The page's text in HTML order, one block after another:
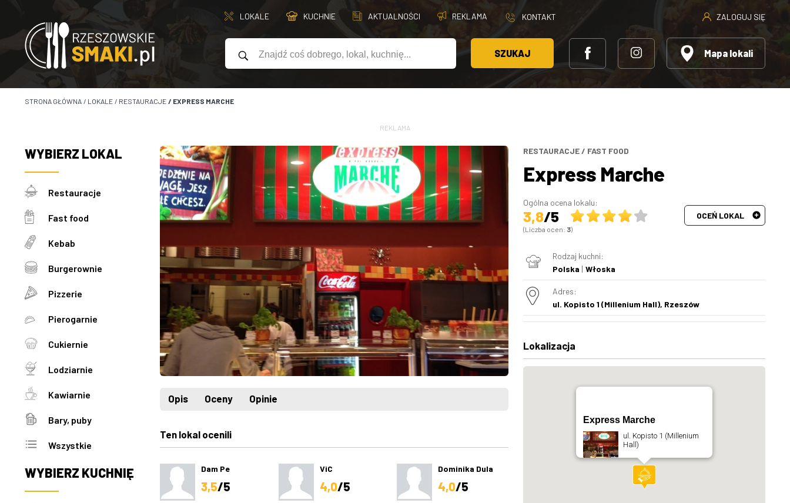
LOKALE KUCHNIE AKTUALNOŚCI REKLAMA KONTAKT ZALOGUJ SIĘ
SZUKAJ Mapa lokali
STRONA GŁÓWNA / LOKALE / RESTAURACJE / EXPRESS MARCHE
REKLAMA
WYBIERZ LOKAL
Restauracje
Fast food
Kebab
Burgerownie
Pizzerie
Pierogarnie
Cukiernie
Lodziarnie
Kawiarnie
Bary, puby
Wszystkie
WYBIERZ KUCHNIĘ
Opis Oceny Opinie
Ten lokal ocenili
Dam Pe
3,5/5
ViC
4,0/5
Dominika Dula
4,0/5
RESTAURACJE / FAST FOOD
Express Marche
Ogólna ocena lokalu:
3,8/5
(Liczba ocen: 3)
OCEŃ LOKAL
Rodzaj kuchni:
Polska
Włoska
Adres:
ul. Kopisto 1 (Millenium Hall), Rzeszów
Lokalizacja
Express Marche
ul. Kopisto 1 (Millenium
Hall)